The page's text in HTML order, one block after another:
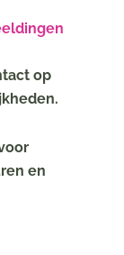
op
en